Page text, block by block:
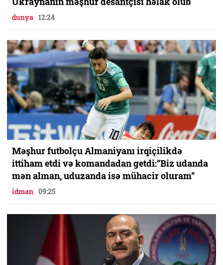
dunya 12:24
Məşhur futbolçu Almaniyanı irqiçilikdə
ittiham etdi və komandadan getdi:“Biz udanda
mən alman, uduzanda isə mühacir oluram”
idman 09:25